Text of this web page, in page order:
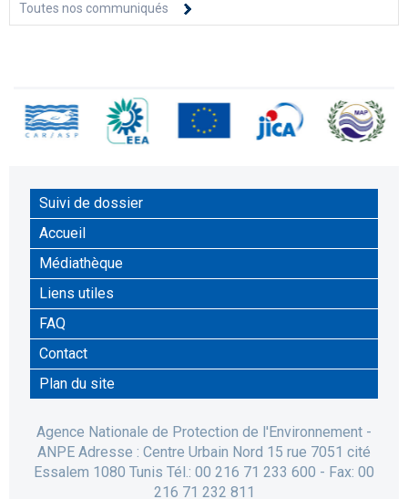
Toutes nos communiqués
Suivi de dossier
Accueil
Médiathèque
Liens utiles
FAQ
Contact
Plan du site
Agence Nationale de Protection de l'Environnement -
ANPE Adresse : Centre Urbain Nord 15 rue 7051 cité
Essalem 1080 Tunis Tél.: 00 216 71 233 600 - Fax: 00
216 71 232 811